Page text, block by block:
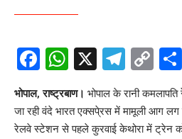
Facebook
WhatsApp
X
भोपाल, राष्ट्रबाण। भोपाल के रानी
जा रही वंदे भारत एक्सपे्रस में मामूली आग लग
रेलवे स्टेशन से पहले कुरवाई केथोरा में ट्रेन